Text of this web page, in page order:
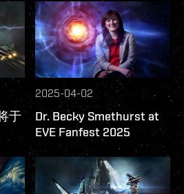
于
2025-04-02
Dr. Becky Smethurst at
EVE Fanfest 2025